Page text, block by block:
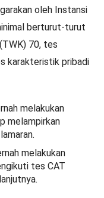
oleh Instansi
berturut-turut
70, tes
karakteristik pribadi
melakukan
melampirkan
melakukan
tes CAT